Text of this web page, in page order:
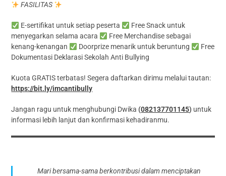
FASILITAS
E-sertifikat untuk setiap peserta
Free Snack untuk
menyegarkan selama acara
Free Merchandise sebagai
kenang-kenangan
Doorprize menarik untuk beruntung
Free
Dokumentasi Deklarasi Sekolah Anti Bullying
Kuota GRATIS terbatas! Segera daftarkan dirimu melalui tautan:
https://bit.ly/imcantibully
Jangan ragu untuk menghubungi Dwika (082137701145) untuk
informasi lebih lanjut dan konfirmasi kehadiranmu.
Mari bersama-sama berkontribusi dalam menciptakan